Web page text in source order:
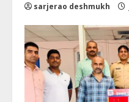
sarjerao deshmukh